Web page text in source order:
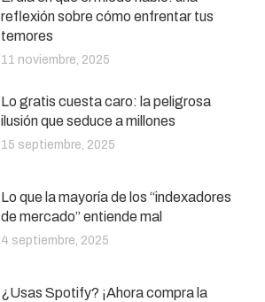
reflexión sobre cómo enfrentar tus
temores
11 noviembre, 2025
Lo gratis cuesta caro: la peligrosa
ilusión que seduce a millones
15 septiembre, 2025
Lo que la mayoría de los “indexadores
de mercado” entiende mal
4 septiembre, 2025
¿Usas Spotify? ¡Ahora compra la